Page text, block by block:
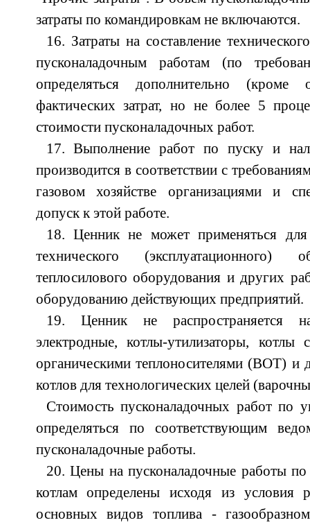
затраты по командировкам не включаются.
16. Затраты на составление
пусконаладочным работам (по
определяться дополнительно
фактических затрат, но не более 5
стоимости пусконаладочных работ.
17. Выполнение работ по пуску и
производится в соответствии с
газовом хозяйстве организациями и
допуск к этой работе.
18. Ценник не может применяться для
технического (эксплуатационного)
теплосилового оборудования и других
оборудованию действующих предприятий.
19. Ценник не распространяется
электродные, котлы-утилизаторы, котлы
органическими теплоносителями (ВОТ) и
котлов для технологических целей
Стоимость пусконаладочных работ по
определяться по соответствующим
пусконаладочные работы.
20. Цены на пусконаладочные работы
котлам определены исходя из
основных видов топлива -